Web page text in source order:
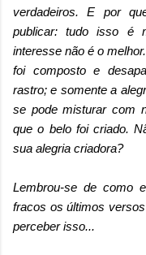
verdadeiros. E por
publicar: tudo isso é
interesse não é o
foi composto e
rastro; e somente a
se pode misturar com
que o belo foi criado.
sua alegria criadora?
Lembrou-se de como
fracos os últimos
perceber isso...